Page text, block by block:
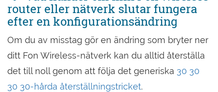
router eller nätverk slutar fungera
efter en konfigurationsändring
Om du av misstag gör en ändring som bryter ner
ditt Fon Wireless-nätverk kan du alltid återställa
det till noll genom att följa det generiska 30 30
30 30-hårda återställningstricket.